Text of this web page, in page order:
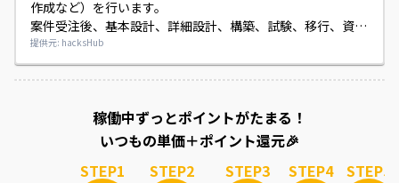
作成など）を行います。
案件受注後、基本設計、詳細設計、構築、試験、移行、資料
作成を担当します。
提供元: hacksHub
稼働中ずっとポイントがたまる！
いつもの単価＋ポイント還元🎉
STEP1 STEP2 STEP3 STEP4 STEP5